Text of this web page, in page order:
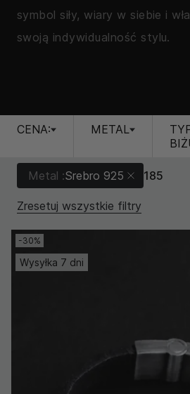
symbol siły, wiary w siebie i
swoją indywidualność stylu.
CENA: METAL
Metal :Srebro 925 185
Zresetuj wszystkie filtry
-30%
Wysyłka 7 dni